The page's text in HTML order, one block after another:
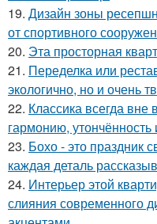
19. Дизайн зоны
от спортивного
20. Эта просторная
21. Переделка или
экологично, но и очень
22. Классика всегда
гармонию, утончённость
23. Бохо - это праздник
каждая деталь
24. Интерьер этой
слияния современного